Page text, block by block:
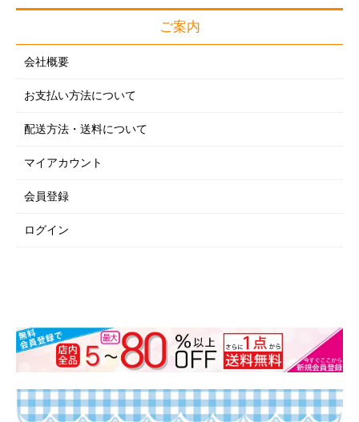
ご案内
会社概要
お支払い方法について
配送方法・送料について
マイアカウント
会員登録
ログイン